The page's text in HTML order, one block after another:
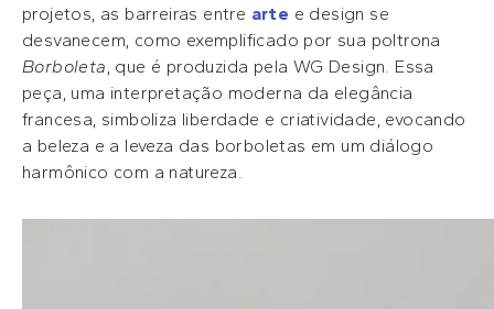
projetos, as barreiras entre arte e design se
desvanecem, como exemplificado por sua poltrona
Borboleta, que é produzida pela WG Design. Essa
peça, uma interpretação moderna da elegância
francesa, simboliza liberdade e criatividade, evocando
a beleza e a leveza das borboletas em um diálogo
harmônico com a natureza.